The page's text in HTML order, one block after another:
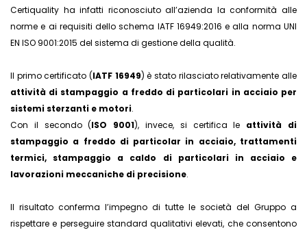
Certiquality ha infatti riconosciuto all’azienda la conformità alle
norme e ai requisiti dello schema IATF 16949:2016 e alla norma UNI
EN ISO 9001:2015 del sistema di gestione della qualità.
Il primo certificato (IATF 16949) è stato rilasciato relativamente alle
attività di stampaggio a freddo di particolari in acciaio per
sistemi sterzanti e motori.
Con il secondo (ISO 9001), invece, si certifica le attività di
stampaggio a freddo di particolar in acciaio, trattamenti
termici, stampaggio a caldo di particolari in acciaio e
lavorazioni meccaniche di precisione.
Il risultato conferma l’impegno di tutte le società del Gruppo a
rispettare e perseguire standard qualitativi elevati, che consentono